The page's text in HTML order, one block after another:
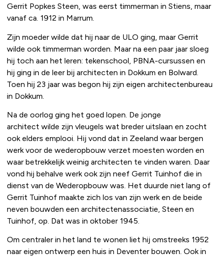
Gerrit Popkes Steen, was eerst timmerman in Stiens, maar
vanaf ca. 1912 in Marrum.
Zijn moeder wilde dat hij naar de ULO ging, maar Gerrit
wilde ook timmerman worden. Maar na een paar jaar sloeg
hij toch aan het leren: tekenschool, PBNA-cursussen en
hij ging in de leer bij architecten in Dokkum en Bolward.
Toen hij 23 jaar was begon hij zijn eigen architectenbureau
in Dokkum.
Na de oorlog ging het goed lopen. De jonge
architect wilde zijn vleugels wat breder uitslaan en zocht
ook elders emplooi. Hij vond dat in Zeeland waar bergen
werk voor de wederopbouw verzet moesten worden en
waar betrekkelijk weinig architecten te vinden waren. Daar
vond hij behalve werk ook zijn neef Gerrit Tuinhof die in
dienst van de Wederopbouw was. Het duurde niet lang of
Gerrit Tuinhof maakte zich los van zijn werk en de beide
neven bouwden een architectenassociatie, Steen en
Tuinhof, op. Dat was in oktober 1945.
Om centraler in het land te wonen liet hij omstreeks 1952
naar eigen ontwerp een huis in Deventer bouwen. Ook in